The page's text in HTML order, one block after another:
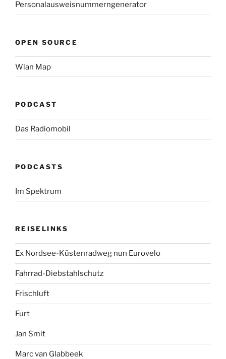
Personalausweisnummerngenerator
OPEN SOURCE
Wlan Map
PODCAST
Das Radiomobil
PODCASTS
Im Spektrum
REISELINKS
Ex Nordsee-Küstenradweg nun Eurovelo
Fahrrad-Diebstahlschutz
Frischluft
Furt
Jan Smit
Marc van Glabbeek